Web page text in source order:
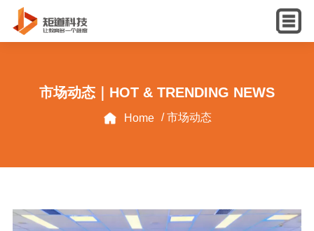
English
市场动态｜HOT & TRENDING NEWS
Home / 市场动态